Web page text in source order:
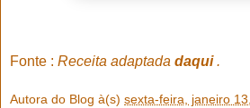
Fonte : Receita adaptada daqui.
Autora do Blog à(s) sexta-feira, janeiro